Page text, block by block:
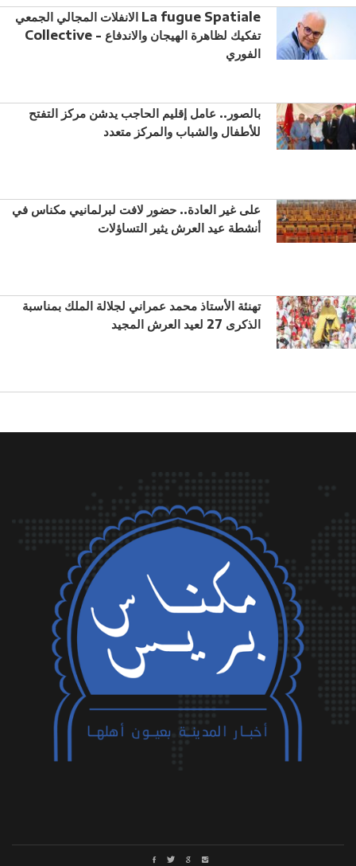
الانفلات المجالي الجمعي La fugue Spatiale
Collective - تفكيك لظاهرة الهيجان والاندفاع
الفوري
بالصور.. عامل إقليم الحاجب يدشن مركز التفتح
للأطفال والشباب والمركز متعدد
على غير العادة.. حضور لافت لبرلمانيي مكناس في
أنشطة عيد العرش يثير التساؤلات
تهنئة الأستاذ محمد عمراني لجلالة الملك بمناسبة
الذكرى 27 لعيد العرش المجيد